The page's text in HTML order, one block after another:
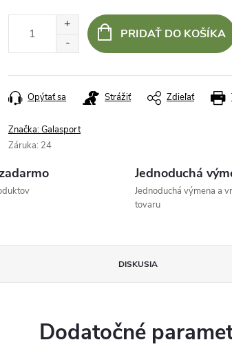
PRIDAŤ DO KOŠÍKA
Opýtať sa Strážiť Zdieľať
Značka:Galasport
Záruka: 24
Jednoduchá
Jednoduchá výmena a
tovaru
DISKUSIA
Dodatočné